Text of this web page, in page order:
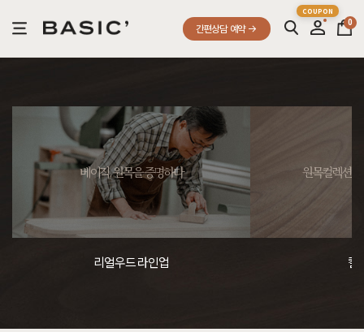
간편상담 예약
0
베이직, 원목을 증명하다
리얼우드 라인업
원목컬렉션,
컬